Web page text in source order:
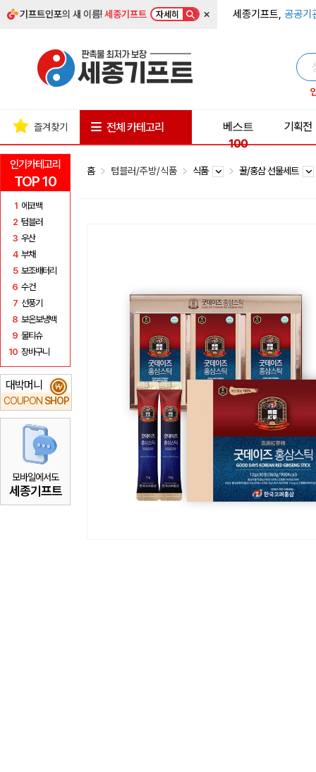
기프트인포의 새 이름!세종기프트 자세히 × 세종기프트, 공공기
인기카테고리
TOP 10
1 에코백
2 텀블러
3 우산
4 부채
5 보조배터리
6 수건
7 선풍기
8 보온보냉백
9 물티슈
10 장바구니
대박머니
COUPON SHOP
₩
모바일에서도
세종기프트
즐겨찾기 전체 카테고리
베스트
100
기획전
홈 텀블러/주방/식품 식품 꿀/홍삼 선물세트